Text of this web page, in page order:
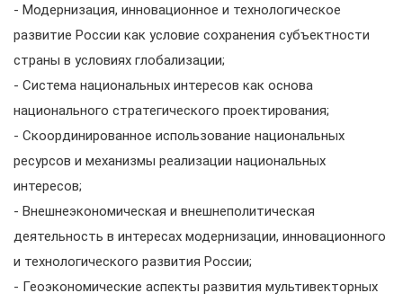
- Модернизация, инновационное и технологическое
развитие России как условие сохранения субъектности
страны в условиях глобализации;
- Система национальных интересов как основа
национального стратегического проектирования;
- Скоординированное использование национальных
ресурсов и механизмы реализации национальных
интересов;
- Внешнеэкономическая и внешнеполитическая
деятельность в интересах модернизации, инновационного
и технологического развития России;
- Геоэкономические аспекты развития мультивекторных